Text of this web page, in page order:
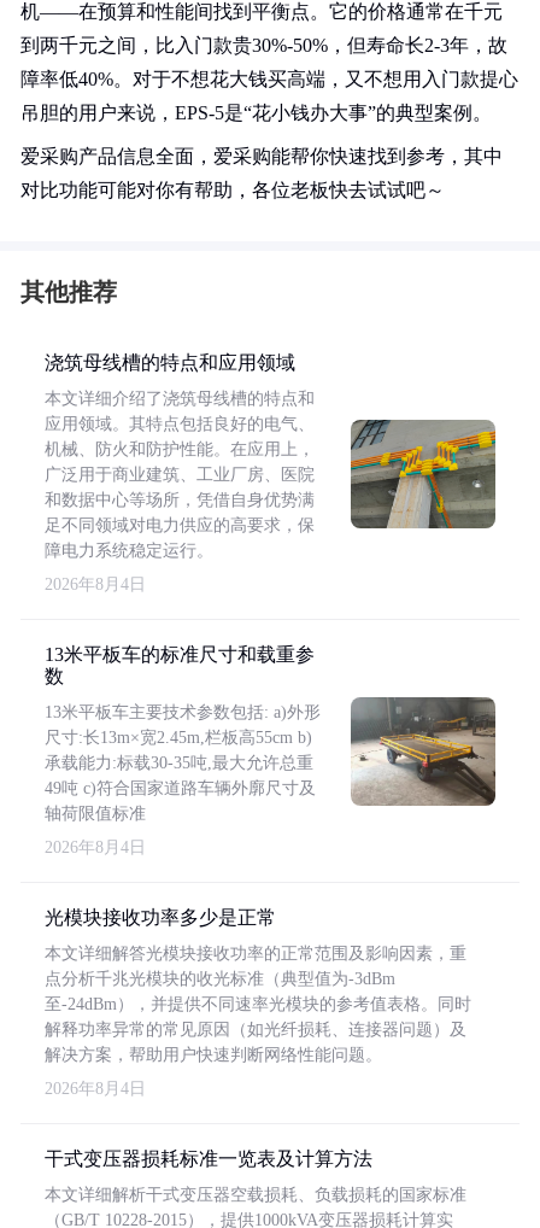
机——在预算和性能间找到平衡点。它的价格通常在千元
到两千元之间，比入门款贵30%-50%，但寿命长2-3年，故
障率低40%。对于不想花大钱买高端，又不想用入门款提心
吊胆的用户来说，EPS-5是“花小钱办大事”的典型案例。
爱采购产品信息全面，爱采购能帮你快速找到参考，其中
对比功能可能对你有帮助，各位老板快去试试吧～
其他推荐
浇筑母线槽的特点和应用领域
本文详细介绍了浇筑母线槽的特点和
应用领域。其特点包括良好的电气、
机械、防火和防护性能。在应用上，
广泛用于商业建筑、工业厂房、医院
和数据中心等场所，凭借自身优势满
足不同领域对电力供应的高要求，保
障电力系统稳定运行。
2026年8月4日
13米平板车的标准尺寸和载重参
数
13米平板车主要技术参数包括: a)外形
尺寸:长13m×宽2.45m,栏板高55cm b)
承载能力:标载30-35吨,最大允许总重
49吨 c)符合国家道路车辆外廓尺寸及
轴荷限值标准
2026年8月4日
光模块接收功率多少是正常
本文详细解答光模块接收功率的正常范围及影响因素，重
点分析千兆光模块的收光标准（典型值为-3dBm
至-24dBm），并提供不同速率光模块的参考值表格。同时
解释功率异常的常见原因（如光纤损耗、连接器问题）及
解决方案，帮助用户快速判断网络性能问题。
2026年8月4日
干式变压器损耗标准一览表及计算方法
本文详细解析干式变压器空载损耗、负载损耗的国家标准
（GB/T 10228-2015），提供1000kVA变压器损耗计算实